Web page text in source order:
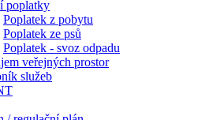
poplatky
Poplatek z pobytu
Poplatek ze psů
Poplatek - svoz odpadu
veřejných prostor
služeb